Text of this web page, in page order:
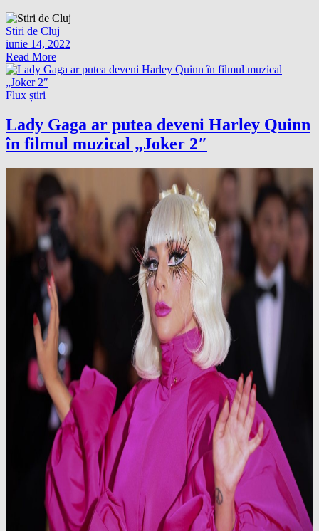
Stiri de Cluj
iunie 14, 2022
Read More
Flux știri
Lady Gaga ar putea deveni Harley Quinn
în filmul muzical „Joker 2″